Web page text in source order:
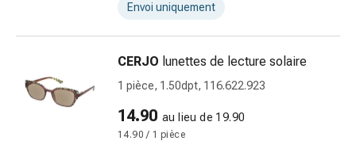
ophtalmiques
circulation
et
Envoi uniquement
CERJO lunettes de lecture solaire
1 pièce, 1.50dpt, 116.622.923
14.90 au lieu de 19.90
14.90 / 1 pièce